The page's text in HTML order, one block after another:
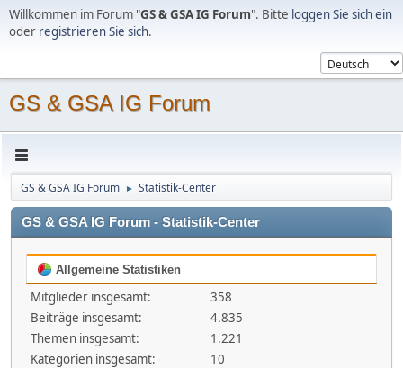
Willkommen im Forum "GS & GSA IG Forum". Bitte loggen Sie sich ein
oder registrieren Sie sich.
GS & GSA IG Forum
GS & GSA IG Forum ► Statistik-Center
GS & GSA IG Forum - Statistik-Center
Allgemeine Statistiken
Mitglieder insgesamt:
358
Beiträge insgesamt:
4.835
Themen insgesamt:
1.221
Kategorien insgesamt:
10